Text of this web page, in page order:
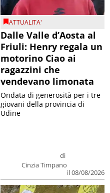
ATTUALITA'
Dalle Valle d’Aosta al
Friuli: Henry regala un
motorino Ciao ai
ragazzini che
vendevano limonata
di
Cinzia Timpano
il 08/08/2026
Ondata di generosità per i tre
giovani della provincia di
Udine